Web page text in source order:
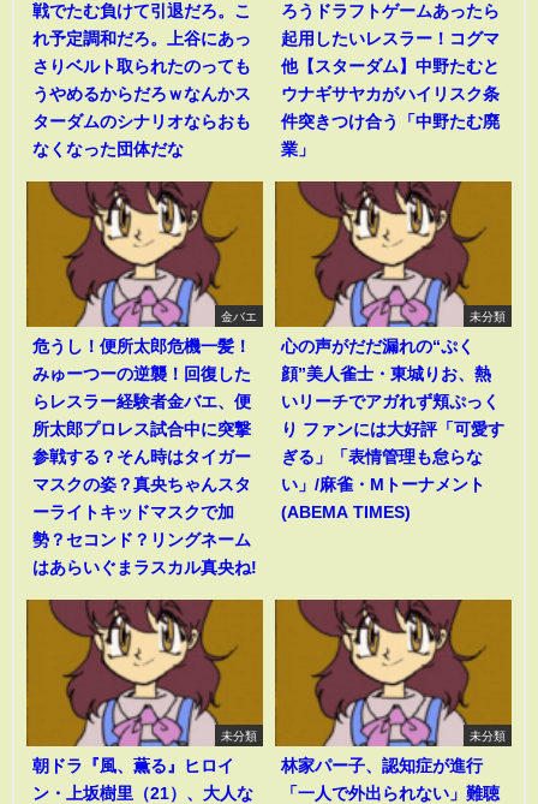
戦でたむ負けて引退だろ。こ
れ予定調和だろ。上谷にあっ
さりベルト取られたのっても
うやめるからだろｗなんかス
ターダムのシナリオならおも
なくなった団体だな
ろうドラフトゲームあったら
起用したいレスラー！コグマ
他【スターダム】中野たむと
ウナギサヤカがハイリスク条
件突きつけ合う「中野たむ廃
業」
金バエ
危うし！便所太郎危機一髪！
みゅーつーの逆襲！回復した
らレスラー経験者金バエ、便
所太郎プロレス試合中に突撃
参戦する？そん時はタイガー
マスクの姿？真央ちゃんスタ
ーライトキッドマスクで加
勢？セコンド？リングネーム
はあらいぐまラスカル真央ね!
未分類
心の声がだだ漏れの“ぷく
顔”美人雀士・東城りお、熱
いリーチでアガれず頬ぷっく
り ファンには大好評「可愛す
ぎる」「表情管理も怠らな
い」/麻雀・Mトーナメント
(ABEMA TIMES)
未分類
朝ドラ『風、薫る』ヒロイ
ン・上坂樹里（21）、大人な
未分類
林家パー子、認知症が進行
「一人で外出られない」難聴